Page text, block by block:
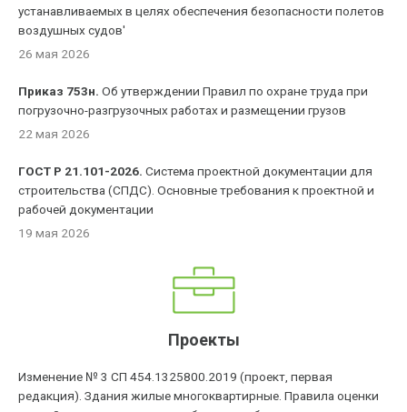
устанавливаемых в целях обеспечения безопасности полетов
воздушных судов'
26 мая 2026
Приказ 753н. Об утверждении Правил по охране труда при
погрузочно-разгрузочных работах и размещении грузов
22 мая 2026
ГОСТ Р 21.101-2026. Система проектной документации для
строительства (СПДС). Основные требования к проектной и
рабочей документации
19 мая 2026
Проекты
Изменение № 3 СП 454.1325800.2019 (проект, первая
редакция). Здания жилые многоквартирные. Правила оценки